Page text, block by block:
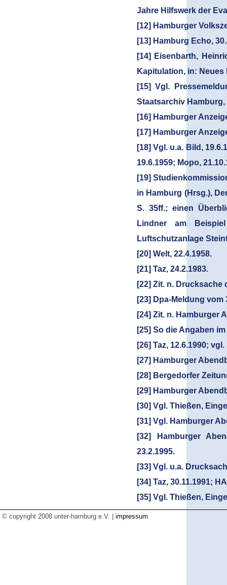
Jahre Hilfswerk der
[12] Hamburger
[13] Hamburg Echo,
[14] Eisenbarth,
Kapitulation, in: Neues
[15] Vgl.
Staatsarchiv Hamburg,
[16] Hamburger
[17] Hamburger
[18] Vgl. u.a. Bild,
19.6.1959; Mopo,
[19]
in Hamburg (Hrsg.),
S. 35ff.; einen
Lindner am
Luftschutzanlage
[20] Welt, 22.4.1958.
[21] Taz, 24.2.1983.
[22] Zit. n. Drucksache
[23] Dpa-Meldung vom
[24] Zit. n. Hamburger
[25] So die Angaben
[26] Taz, 12.6.1990;
[27] Hamburger
[28] Bergedorfer
[29] Hamburger
[30] Vgl. Thießen,
[31] Vgl. Hamburger
[32] Hamburger
23.2.1995.
[33] Vgl. u.a.
[34] Taz, 30.11.1991;
[35] Vgl. Thießen,
© copyright 2008 unter-hamburg e.V. | impressum